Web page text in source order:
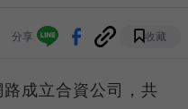
分享 收藏
成立合資公司，共